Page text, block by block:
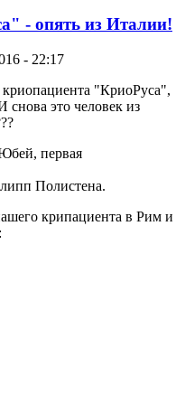
- опять из Италии!
- 22:17
"КриоРуса",
снова это человек из
первая
Полистена.
крипациента в Рим и